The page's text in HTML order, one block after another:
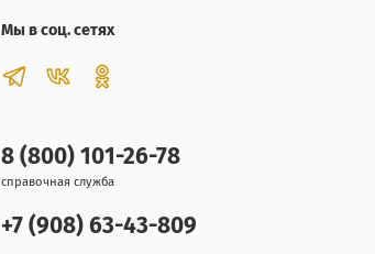
Мы в соц. сетях
8 (800) 101-26-78
справочная служба
+7 (908) 63-43-809